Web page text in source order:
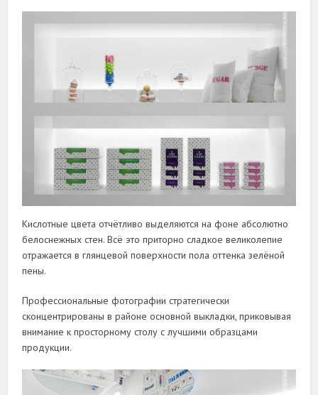
Кислотные цвета отчётливо выделяются на фоне абсолютно
белоснежных стен. Всё это приторно сладкое великолепие
отражается в глянцевой поверхности пола оттенка зелёной
пены.
Профессиональные фотографии стратегически
сконцентрированы в районе основной выкладки, приковывая
внимание к просторному столу с лучшими образцами
продукции.